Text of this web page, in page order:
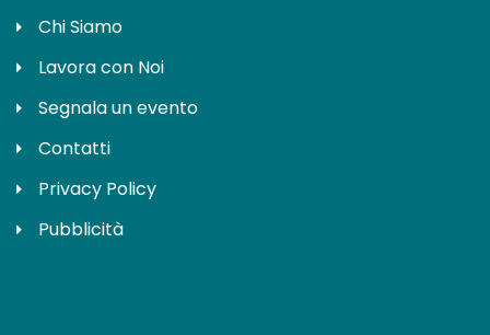
Chi Siamo
Lavora con Noi
Segnala un evento
Contatti
Privacy Policy
Pubblicità